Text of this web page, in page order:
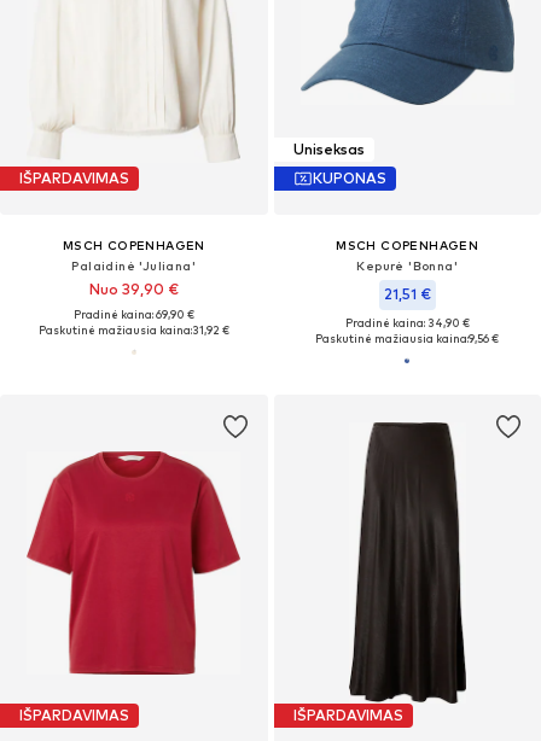
IŠPARDAVIMAS
MSCH COPENHAGEN
Palaidinė 'Juliana'
Nuo 39,90 €
Pradinė kaina: 69,90 €
Paskutinė mažiausia kaina:31,92 €
Uniseksas
KUPONAS
MSCH COPENHAGEN
Kepurė 'Bonna'
21,51 €
Pradinė kaina: 34,90 €
Paskutinė mažiausia kaina:9,56 €
IŠPARDAVIMAS IŠPARDAVIMAS